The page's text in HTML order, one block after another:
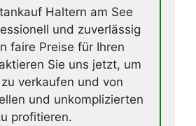
Haltern am See
und zuverlässig
faire Preise für Ihren
Sie uns jetzt, um
verkaufen und von
und unkomplizierten
profitieren.